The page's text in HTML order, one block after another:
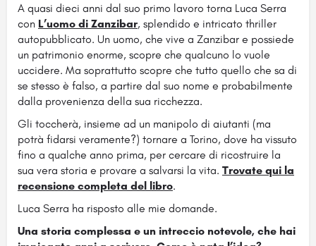
A quasi dieci anni dal suo primo lavoro torna Luca Serra
con L’uomo di Zanzibar, splendido e intricato thriller
autopubblicato. Un uomo, che vive a Zanzibar e possiede
un patrimonio enorme, scopre che qualcuno lo vuole
uccidere. Ma soprattutto scopre che tutto quello che sa di
se stesso è falso, a partire dal suo nome e probabilmente
dalla provenienza della sua ricchezza.
Gli toccherà, insieme ad un manipolo di aiutanti (ma
potrà fidarsi veramente?) tornare a Torino, dove ha vissuto
fino a qualche anno prima, per cercare di ricostruire la
sua vera storia e provare a salvarsi la vita. Trovate qui la
recensione completa del libro.
Luca Serra ha risposto alle mie domande.
Una storia complessa e un intreccio notevole, che hai